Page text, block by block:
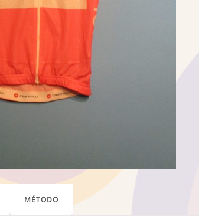
MÉTODO